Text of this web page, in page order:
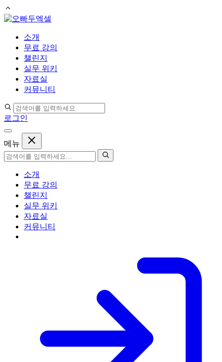
컨
소개
무료 강의
챌린지
실무 위키
자료실
커뮤니티
로그인
메뉴
소개
무료 강의
챌린지
실무 위키
자료실
커뮤니티